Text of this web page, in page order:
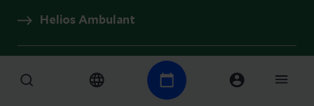
Helios Ambulant
Prevention Center